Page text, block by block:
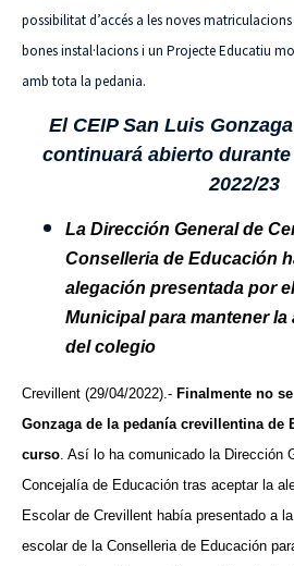
possibilitat d’accés a les noves
bones instal·lacions i un Projecte Educatiu
amb tota la pedania.
El CEIP San Luis
continuará abierto
2022/23
La Dirección General de
Conselleria de Educación
alegación presentada por
Municipal para mantener
del colegio
Crevillent (29/04/2022).- Finalmente no
Gonzaga de la pedanía crevillentina de
curso . Así lo ha comunicado la Dirección
Concejalía de Educación tras aceptar la
Escolar de Crevillent había presentado a
escolar de la Conselleria de Educación